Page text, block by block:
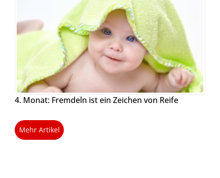
4. Monat: Fremdeln ist ein Zeichen von Reife
Mehr Artikel